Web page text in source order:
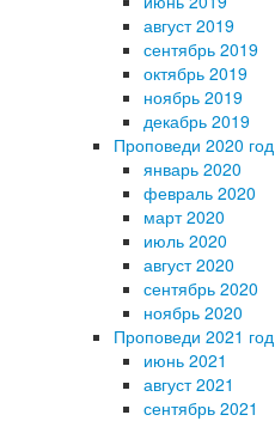
август 2019
сентябрь 2019
октябрь 2019
ноябрь 2019
декабрь 2019
Проповеди 2020 год
январь 2020
февраль 2020
март 2020
июль 2020
август 2020
сентябрь 2020
ноябрь 2020
Проповеди 2021 год
июнь 2021
август 2021
сентябрь 2021